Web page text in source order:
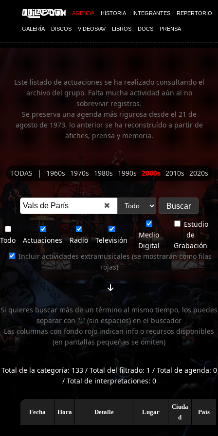
AGENDA HISTORIA INTEGRANTES REPERTORIO
GALERÍA DISCOS VIDEOS/AV LIBROS DOCS PRENSA
Imagen 01
Este listado de actuaciones se ha realizado consultando el
archivo del grupo. Falta mucha actividad aún al no
sobrevivir registros.
Se preserva una agenda más rigurosa desde el 21 de
agosto de 1973, lo anterior se ha reconstruído a partir de
afiches, prensa y memoria.
TODAS | 1960s 1970s 1980s 1990s 2000s 2010s 2020s
✖
Todo Actuaciones Radio Televisión
Medio
Digital
Estudio
de
Grabación
Incluir actividades extramusicales (se mostrarán como filas
rojas)
Si quieres buscar más de un término al mismo tiempo, los puedes
separar con ";" (sin espacios) en el buscador
Las columnas con fondo rojo indican info o recursos disponibles
(en pantallas pequeñas se omiten)
Total de la categoría: 133 / Total del filtrado: 1 / Total de agenda: 0
/ Total de interpretaciones: 0
Fecha Hora Detalle Lugar
Ciuda
d
País